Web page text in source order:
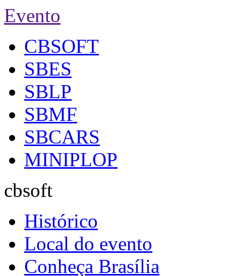
Evento
CBSOFT
SBES
SBLP
SBMF
SBCARS
MINIPLOP
cbsoft
Histórico
Local do evento
Conheça Brasília